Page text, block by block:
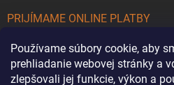
Používame súbory cookie, aby
prehliadanie webovej stránky a
zlepšovali jej funkcie, výkon a
PRIJÍMAME ONLINE PLATBY